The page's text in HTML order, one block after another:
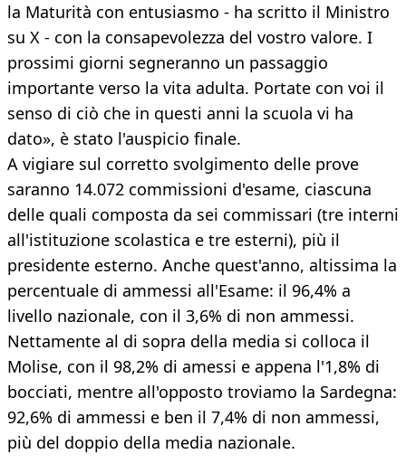
la Maturità con entusiasmo - ha scritto il Ministro
su X - con la consapevolezza del vostro valore. I
prossimi giorni segneranno un passaggio
importante verso la vita adulta. Portate con voi il
senso di ciò che in questi anni la scuola vi ha
dato», è stato l'auspicio finale.
A vigiare sul corretto svolgimento delle prove
saranno 14.072 commissioni d'esame, ciascuna
delle quali composta da sei commissari (tre interni
all'istituzione scolastica e tre esterni), più il
presidente esterno. Anche quest'anno, altissima la
percentuale di ammessi all'Esame: il 96,4% a
livello nazionale, con il 3,6% di non ammessi.
Nettamente al di sopra della media si colloca il
Molise, con il 98,2% di amessi e appena l'1,8% di
bocciati, mentre all'opposto troviamo la Sardegna:
92,6% di ammessi e ben il 7,4% di non ammessi,
più del doppio della media nazionale.